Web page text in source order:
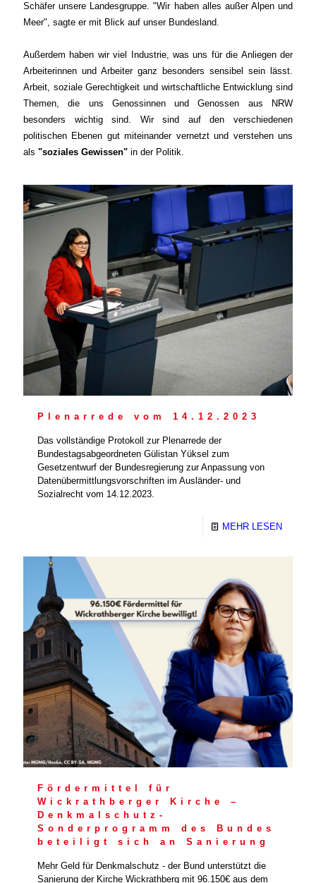
Schäfer unsere Landesgruppe. "Wir haben alles außer Alpen und
Meer", sagte er mit Blick auf unser Bundesland.
Außerdem haben wir viel Industrie, was uns für die Anliegen der
Arbeiterinnen und Arbeiter ganz besonders sensibel sein lässt.
Arbeit, soziale Gerechtigkeit und wirtschaftliche Entwicklung sind
Themen, die uns Genossinnen und Genossen aus NRW
besonders wichtig sind. Wir sind auf den verschiedenen
politischen Ebenen gut miteinander vernetzt und verstehen uns
als "soziales Gewissen" in der Politik.
Plenarrede vom 14.12.2023
Das vollständige Protokoll zur Plenarrede der
Bundestagsabgeordneten Gülistan Yüksel zum
Gesetzentwurf der Bundesregierung zur Anpassung von
Datenübermittlungsvorschriften im Ausländer- und
Sozialrecht vom 14.12.2023.
MEHR LESEN
Fördermittel für
Wickrathberger Kirche –
Denkmalschutz-
Sonderprogramm des Bundes
beteiligt sich an Sanierung
Mehr Geld für Denkmalschutz - der Bund unterstützt die
Sanierung der Kirche Wickrathberg mit 96.150€ aus dem